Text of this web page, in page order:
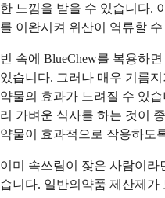
한 느낌을 받을 수 있습니다.
를 이완시켜 위산이 역류할
빈 속에 BlueChew를 복용하
있습니다. 그러나 매우 기름
약물의 효과가 느려질 수 있
리 가벼운 식사를 하는 것이
약물이 효과적으로 작용하도
이미 속쓰림이 잦은 사람이라
습니다. 일반의약품 제산제